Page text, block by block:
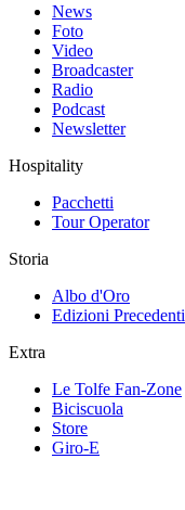
News
Foto
Video
Broadcaster
Radio
Podcast
Newsletter
Hospitality
Pacchetti
Tour Operator
Storia
Albo d'Oro
Edizioni Precedenti
Extra
Le Tolfe Fan-Zone
Biciscuola
Store
Giro-E